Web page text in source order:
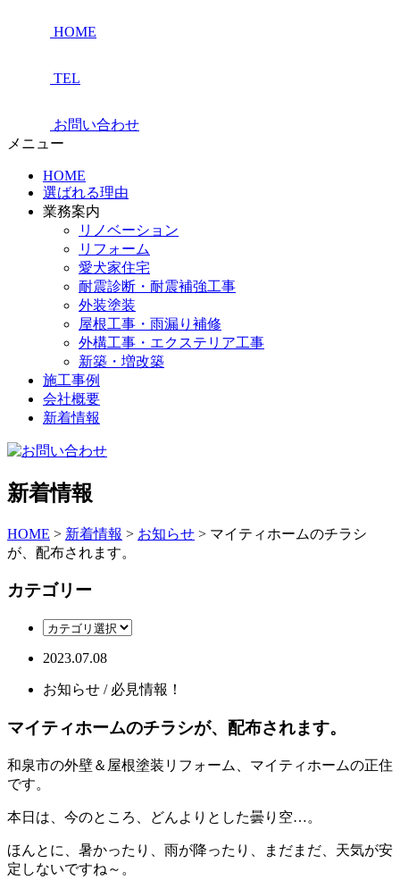
HOME
TEL
お問い合わせ
メニュー
HOME
選ばれる理由
業務案内
リノベーション
リフォーム
愛犬家住宅
耐震診断・耐震補強工事
外装塗装
屋根工事・雨漏り補修
外構工事・エクステリア工事
新築・増改築
施工事例
会社概要
新着情報
新着情報
HOME > 新着情報 > お知らせ > マイティホームのチラシ
が、配布されます。
カテゴリー
2023.07.08
お知らせ / 必見情報！
マイティホームのチラシが、配布されます。
和泉市の外壁＆屋根塗装リフォーム、マイティホームの正住
です。
本日は、今のところ、どんよりとした曇り空…。
ほんとに、暑かったり、雨が降ったり、まだまだ、天気が安
定しないですね～。